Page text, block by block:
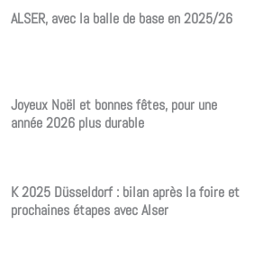
ALSER, avec la balle de base en 2025/26
Joyeux Noël et bonnes fêtes, pour une
année 2026 plus durable
K 2025 Düsseldorf : bilan après la foire et
prochaines étapes avec Alser